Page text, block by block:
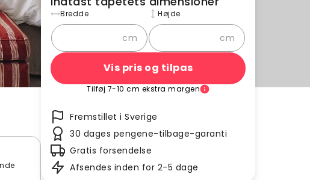
Bredde
cm
Højde
cm
Vis pris og tilpas
Tilføj 7-10 cm ekstra margen
Fremstillet i Sverige
30 dages pengene-tilbage-garanti
Gratis forsendelse
Afsendes inden for 2-5 dage